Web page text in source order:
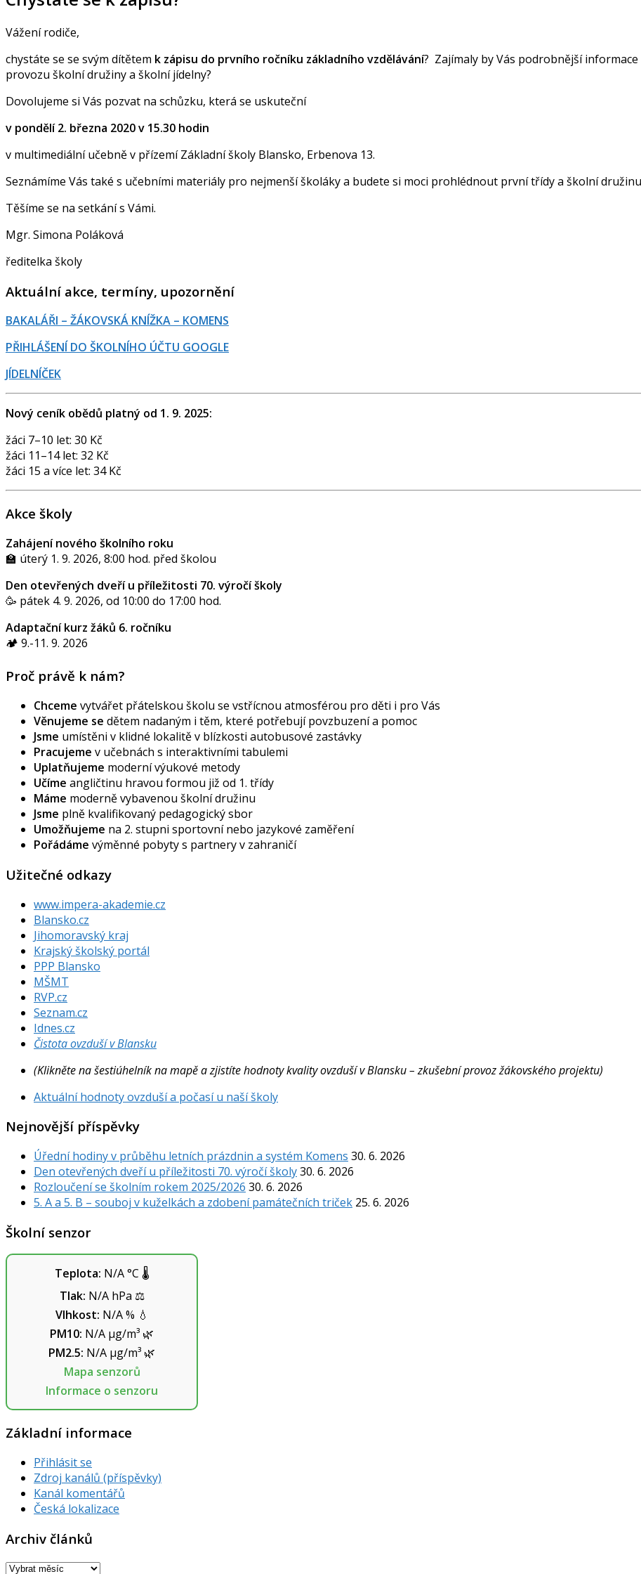
Vážení rodiče,
chystáte se se svým dítětem k zápisu do prvního ročníku základního vzdělávání? Zajímaly by Vás podrobnější
provozu školní družiny a školní jídelny?
Dovolujeme si Vás pozvat na schůzku, která se uskuteční
v pondělí 2. března 2020 v 15.30 hodin
v multimediální učebně v přízemí Základní školy Blansko, Erbenova 13.
Seznámíme Vás také s učebními materiály pro nejmenší školáky a budete si moci prohlédnout první
Těšíme se na setkání s Vámi.
Mgr. Simona Poláková
ředitelka školy
Aktuální akce, termíny, upozornění
BAKALÁŘI – ŽÁKOVSKÁ KNÍŽKA – KOMENS
PŘIHLÁŠENÍ DO ŠKOLNÍHO ÚČTU GOOGLE
JÍDELNÍČEK
Nový ceník obědů platný od 1. 9. 2025:
žáci 7–10 let: 30 Kč
žáci 11–14 let: 32 Kč
žáci 15 a více let: 34 Kč
Akce školy
Zahájení nového školního roku
🏫 úterý 1. 9. 2026, 8:00 hod. před školou
Den otevřených dveří u příležitosti 70. výročí školy
🥳 pátek 4. 9. 2026, od 10:00 do 17:00 hod.
Adaptační kurz žáků 6. ročníku
🏕️ 9.-11. 9. 2026
Proč právě k nám?
Chceme vytvářet přátelskou školu se vstřícnou atmosférou pro děti i pro Vás
Věnujeme se dětem nadaným i těm, které potřebují povzbuzení a pomoc
Jsme umístěni v klidné lokalitě v blízkosti autobusové zastávky
Pracujeme v učebnách s interaktivními tabulemi
Uplatňujeme moderní výukové metody
Učíme angličtinu hravou formou již od 1. třídy
Máme moderně vybavenou školní družinu
Jsme plně kvalifikovaný pedagogický sbor
Umožňujeme na 2. stupni sportovní nebo jazykové zaměření
Pořádáme výměnné pobyty s partnery v zahraničí
Užitečné odkazy
www.impera-akademie.cz
Blansko.cz
Jihomoravský kraj
Krajský školský portál
PPP Blansko
MŠMT
RVP.cz
Seznam.cz
Idnes.cz
Čistota ovzduší v Blansku
(Klikněte na šestiúhelník na mapě a zjistíte hodnoty kvality ovzduší v Blansku – zkušební provoz žákovského projektu)
Aktuální hodnoty ovzduší a počasí u naší školy
Nejnovější příspěvky
Úřední hodiny v průběhu letních prázdnin a systém Komens 30. 6. 2026
Den otevřených dveří u příležitosti 70. výročí školy30. 6. 2026
Rozloučení se školním rokem 2025/2026 30. 6. 2026
5. A a 5. B – souboj v kuželkách a zdobení památečních triček 25. 6. 2026
Školní senzor
Teplota: N/A°C 🌡️
Tlak: N/AhPa ⚖️
Vlhkost: N/A% 💧
PM10: N/A µg/m³ 🌿
PM2.5: N/A µg/m³ 🌿
Mapa senzorů
Informace o senzoru
Základní informace
Přihlásit se
Zdroj kanálů (příspěvky)
Kanál komentářů
Česká lokalizace
Archiv článků
Archiv